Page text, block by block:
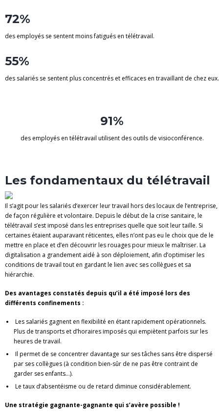
72%
des employés se sentent moins fatigués en télétravail.
55%
des salariés se sentent plus concentrés et efficaces en travaillant de chez eux.
91%
des employés en télétravail utilisent des outils de visioconférence.
Les fondamentaux du télétravail
Il s’agit pour les salariés d’exercer leur travail hors des locaux de l’entreprise,
de façon régulière et volontaire. Depuis le début de la crise sanitaire, le
télétravail s’est imposé dans les entreprises quelle que soit leur taille. Si
certaines étaient auparavant réticentes, elles n’ont pas eu le choix que de le
mettre en place et d’en découvrir les rouages pour mieux le maîtriser. La
digitalisation a grandement aidé à son déploiement, afin d’optimiser les
conditions de travail tout en gardant le lien avec ses collègues et sa
hiérarchie.
Des avantages constatés depuis qu’il a été imposé lors des
différents confinements :
Les salariés gagnent en flexibilité en étant rapidement opérationnels.
Plus de transports et d’horaires imposés qui empiètent parfois sur les
heures de travail.
Il permet de se concentrer davantage sur ses tâches sans être dispersé
par ses collègues (à condition bien-sûr de ne pas être contraint de
garder ses enfants…).
Le taux d’absentéisme ou de retard diminue considérablement.
Une stratégie gagnante-gagnante qui s’avère possible !